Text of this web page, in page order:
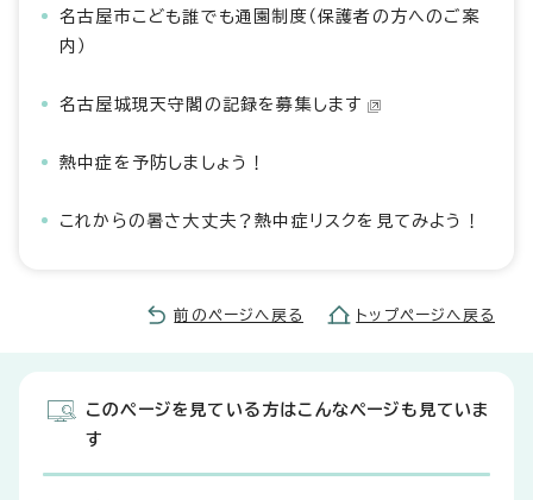
名古屋市こども誰でも通園制度（保護者の方へのご案
内）
名古屋城現天守閣の記録を募集します
熱中症を予防しましょう！
これからの暑さ大丈夫？熱中症リスクを見てみよう！
前のページへ戻る トップページへ戻る
このページを見ている方はこんなページも見ていま
す